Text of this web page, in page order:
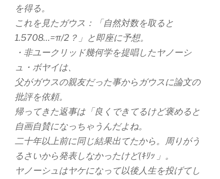
を得る。
これを見たガウス：「自然対数を取ると
1.5708…=π/2？」と即座に予想。
・非ユークリッド幾何学を提唱したヤノーシ
ュ・ボヤイは、
父がガウスの親友だった事からガウスに論文の
批評を依頼。
帰ってきた返事は「良くできてるけど褒めると
自画自賛になっちゃうんだよね。
二十年以上前に同じ結果出てたから。周りがう
るさいから発表しなかったけど(ｷﾘｯ 」。
ヤノーシュはヤケになって以後人生を投げてし